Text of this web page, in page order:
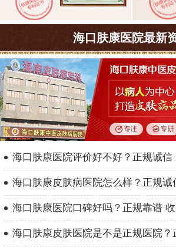
海口肤康医院最新
海口肤康医院评价好不好？正规诚
海口肤康皮肤病医院怎么样？正规
海口肤康医院口碑好吗？正规靠谱
海口肤康皮肤医院是不是正规医院